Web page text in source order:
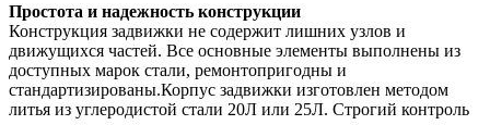
Простота и надежность конструкции
Конструкция задвижки не содержит лишних узлов и
движущихся частей. Все основные элементы выполнены из
доступных марок стали, ремонтопригодны и
стандартизированы.Корпус задвижки изготовлен методом
литья из углеродистой стали 20Л или 25Л. Строгий контроль